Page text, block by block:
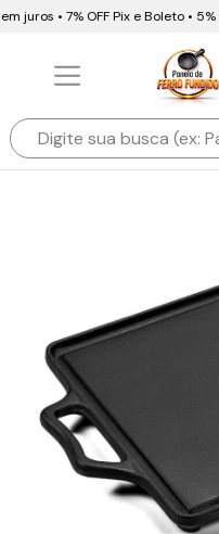
juros • 7% OFF Pix e Boleto • 5%